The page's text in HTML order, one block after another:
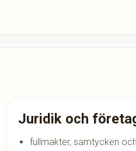
Juridik och
fullmakter, samtycken